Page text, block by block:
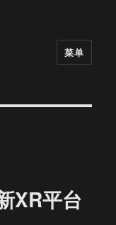
菜单
XR平台